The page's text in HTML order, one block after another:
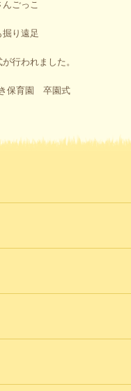
ごっこ
掘り遠足
行われました。
保育園 卒園式